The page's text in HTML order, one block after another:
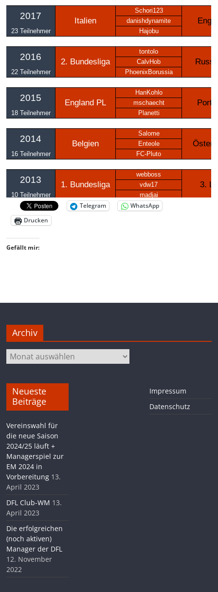
Telegram
WhatsApp
Drucken
Gefällt mir:
Archiv
Archiv
Neueste
Beiträge
Vereinswahl für
die neue Saison
2024/25 läuft +
Managerspiel zur
EM 2024 in
Vorbereitung 13.
April 2023
DFL Club-WM 13.
April 2023
Die erfolgreichen
(noch aktiven)
Manager der DFL
12. November
2022
Impressum
Datenschutz